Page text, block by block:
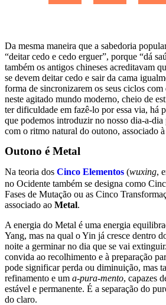
Da mesma maneira que a sabedoria
“deitar cedo e cedo erguer”, porque “dá
também os antigos chineses acreditavam
se devem deitar cedo e sair da cama
forma de sincronizarem os seus ciclos com
neste agitado mundo moderno, cheio de
ter dificuldade em fazê-lo por essa via, há
que podemos introduzir no nosso dia-a-dia
com o ritmo natural do outono, associado
Outono é Metal
Na teoria dos Cinco Elementos (wuxing,
no Ocidente também se designa como
Fases de Mutação ou as Cinco
associado ao Metal.
A energia do Metal é uma energia
Yang, mas na qual o Yin já cresce dentro
noite a germinar no dia que se vai
convida ao recolhimento e à preparação
pode significar perda ou diminuição, mas
refinamento e um a-pura-mento, capazes
estável e permanente. É a separação do
do claro.